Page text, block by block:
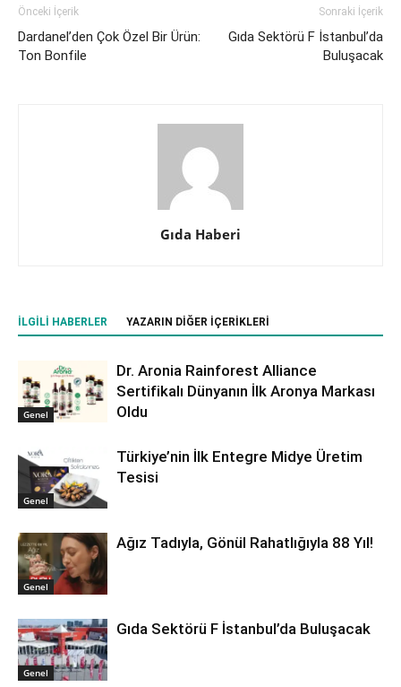
Önceki İçerik
Dardanel’den Çok Özel Bir Ürün:
Ton Bonfile
Sonraki İçerik
Gıda Sektörü F İstanbul’da
Buluşacak
Gıda Haberi
İLGILI HABERLER YAZARIN DIĞER İÇERIKLERI
Genel
Dr. Aronia Rainforest Alliance
Sertifikalı Dünyanın İlk Aronya Markası
Oldu
Genel
Türkiye’nin İlk Entegre Midye Üretim
Tesisi
Genel
Ağız Tadıyla, Gönül Rahatlığıyla 88 Yıl!
Genel
Gıda Sektörü F İstanbul’da Buluşacak